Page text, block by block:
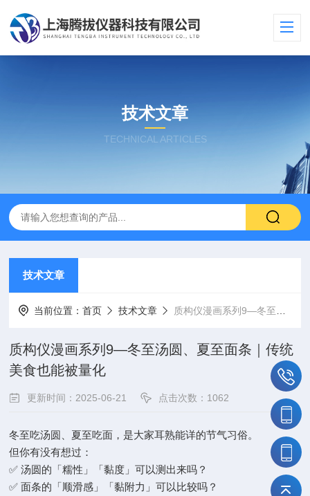
技术文章
TECHNICAL ARTICLES
技术文章
当前位置：首页 技术文章 质构仪漫画系列9—冬至汤圆、夏至面条｜传统美食也能被量化
质构仪漫画系列9—冬至汤圆、夏至面条｜传统
美食也能被量化
更新时间：2025-06-21 点击次数：1062
冬至吃汤圆、夏至吃面，是大家耳熟能详的节气习俗。
但你有没有想过：
✅ 汤圆的「糯性」「黏度」可以测出来吗？
✅ 面条的「顺滑感」「黏附力」可以比较吗？